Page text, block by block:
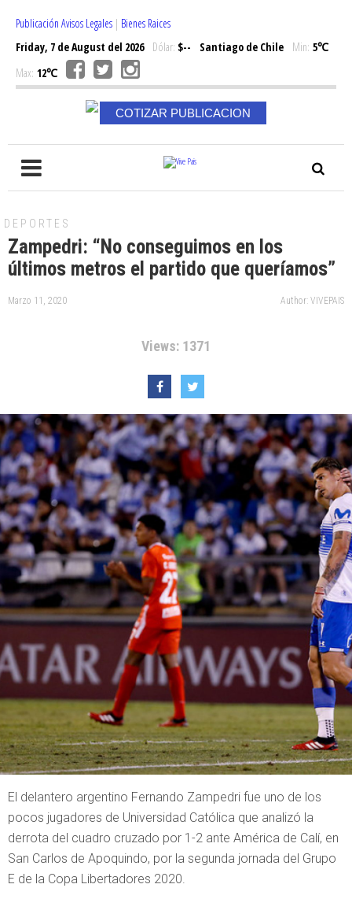
Publicación Avisos Legales | Bienes Raices
Friday, 7 de August del 2026Dólar: $-- Santiago de Chile Min: 5℃
Max: 12℃
COTIZAR PUBLICACION
DEPORTES
Zampedri: “No conseguimos en los
últimos metros el partido que queríamos”
Marzo 11, 2020 Author: VIVEPAIS
Views: 1371
El delantero argentino Fernando Zampedri fue uno de los
pocos jugadores de Universidad Católica que analizó la
derrota del cuadro cruzado por 1-2 ante América de Calí, en
San Carlos de Apoquindo, por la segunda jornada del Grupo
E de la Copa Libertadores 2020.